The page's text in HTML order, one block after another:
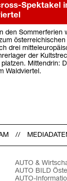
Spektakel
den Sommerferien
drei
der
platzen. Mittendrin:
Waldviertel.
AUTO &
AUTO BILD
AUTO-